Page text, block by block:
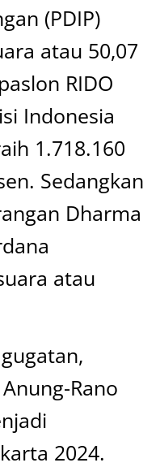
(PDIP)
atau 50,07
RIDO
Indonesia
1.718.160
Sedangkan
Dharma
atau
Rano
2024.